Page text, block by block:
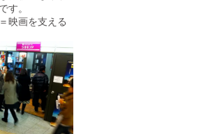
す。
映画を支える